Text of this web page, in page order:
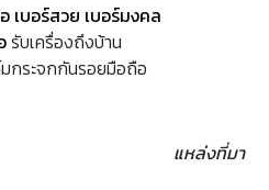
เบอร์สวย เบอร์มงคล
รับเครื่องถึงบ้าน
กระจกกันรอยมือถือ
แหล่งที่มา